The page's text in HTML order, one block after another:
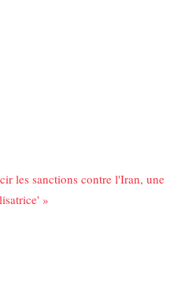
les sanctions contre l'Iran, une
»